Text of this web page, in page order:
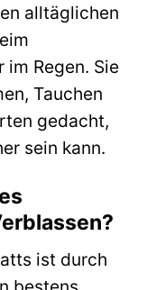
alltäglichen
im Regen. Sie
Tauchen
gedacht,
sein kann.
ist durch